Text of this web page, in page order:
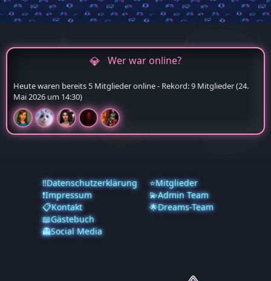
Wer war online?
Heute waren bereits 5 Mitglieder online - Rekord: 9 Mitglieder (24.
Mai 2026 um 14:30)
‼️Datenschutzerklärung
❗️Impressum
📋Kontakt
📖Gästebuch
👻Social Media
⭐Mitglieder
💫Admin Team
🌟Dreams-Team